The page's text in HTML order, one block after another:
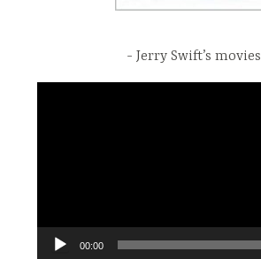
Jerry Swift’s movies
00:00